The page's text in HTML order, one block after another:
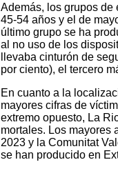
Además, los grupos de
45-54 años y el de
último grupo se ha
al no uso de los
llevaba cinturón de
por ciento), el tercero
En cuanto a la
mayores cifras de
extremo opuesto, La
mortales. Los mayores
2023 y la Comunitat
se han producido en